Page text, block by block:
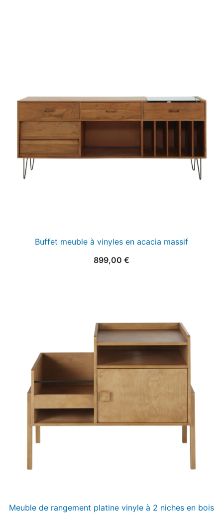
Buffet meuble à vinyles en acacia massif
899,00 €
Meuble de rangement platine vinyle à 2 niches en bois